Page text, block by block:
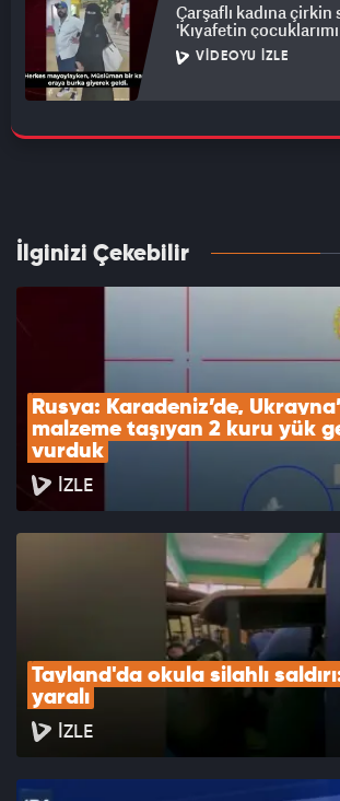
Çarşaflı kadına çirkin
'Kıyafetin
VIDEOYU İZLE
İlginizi Çekebilir
Rusya: Karadeniz’de,
malzeme taşıyan 2 kuru yük
vurduk
İZLE
Tayland'da okula silahlı
yaralı
İZLE